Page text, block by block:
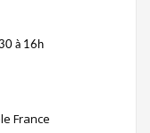
à 16h
France